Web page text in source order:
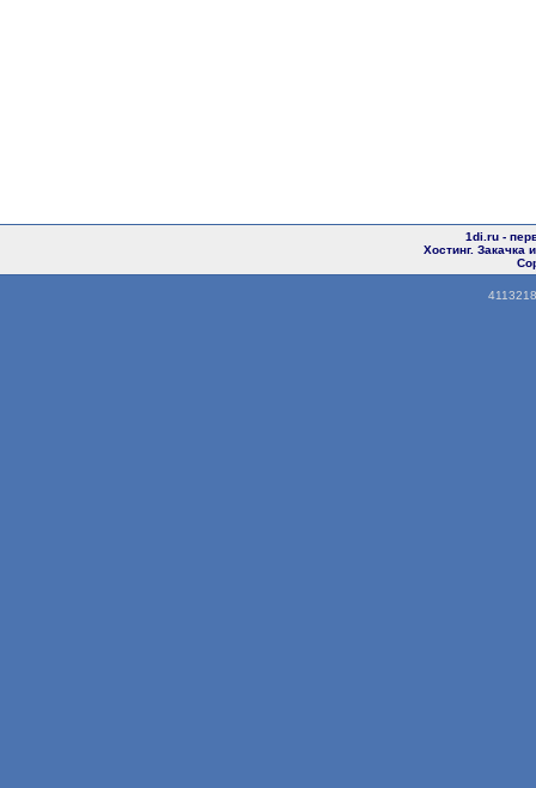
1di.ru -
Хостинг.